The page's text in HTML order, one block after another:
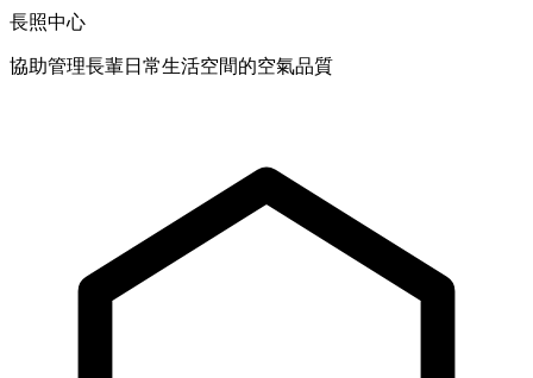
長照中心
協助管理長輩日常生活空間的空氣品質